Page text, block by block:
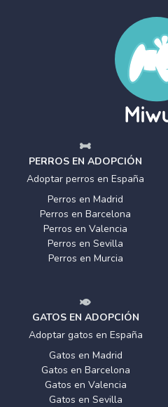
PERROS EN ADOPCIÓN
Adoptar perros en España
Perros en Madrid
Perros en Barcelona
Perros en Valencia
Perros en Sevilla
Perros en Murcia
GATOS EN ADOPCIÓN
Adoptar gatos en España
Gatos en Madrid
Gatos en Barcelona
Gatos en Valencia
Gatos en Sevilla